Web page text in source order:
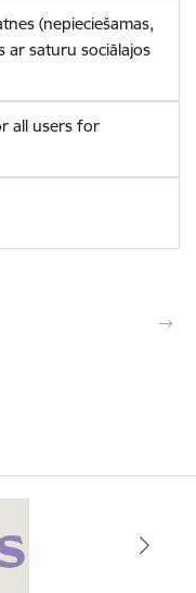
(nepieciešamas,
ar saturu sociālajos
all users for